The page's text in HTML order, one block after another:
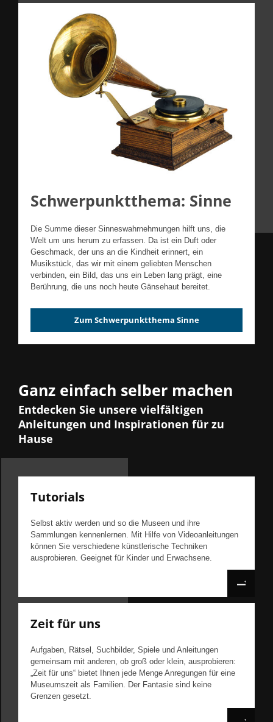
Schwerpunktthema: Sinne
Die Summe dieser Sinneswahrnehmungen hilft uns, die
Welt um uns herum zu erfassen. Da ist ein Duft oder
Geschmack, der uns an die Kindheit erinnert, ein
Musikstück, das wir mit einem geliebten Menschen
verbinden, ein Bild, das uns ein Leben lang prägt, eine
Berührung, die uns noch heute Gänsehaut bereitet.
Zum Schwerpunktthema Sinne
Ganz einfach selber machen
Entdecken Sie unsere vielfältigen
Anleitungen und Inspirationen für zu
Hause
Tutorials
Selbst aktiv werden und so die Museen und ihre
Sammlungen kennenlernen. Mit Hilfe von Videoanleitungen
können Sie verschiedene künstlerische Techniken
ausprobieren. Geeignet für Kinder und Erwachsene.
Zeit für uns
Aufgaben, Rätsel, Suchbilder, Spiele und Anleitungen
gemeinsam mit anderen, ob groß oder klein, ausprobieren:
„Zeit für uns“ bietet Ihnen jede Menge Anregungen für eine
Museumszeit als Familien. Der Fantasie sind keine
Grenzen gesetzt.